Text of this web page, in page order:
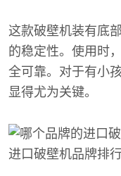
这款破壁机装有底
的稳定性。使用时
全可靠。对于有小
显得尤为关键。